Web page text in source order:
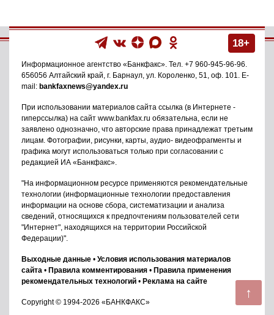
↑
18+
Информационное агентство «Банкфакс» . Тел. +7 960-945-96-96
656056 Алтайский край, г. Барнаул ул. Короленко, 51, оф. 101
. E-
mail: bankfaxnews@yandex.ru
При использовании материалов сайта ссылка (в Интернете -
гиперссылка) на сайт www.bankfax.ru обязательна, если не
заявлено однозначно, что авторские права принадлежат третьим
лицам. Фотографии, рисунки, карты, аудио- видеофрагменты и
графика могут использоваться только при согласовании с
редакцией ИА «Банкфакс».
"На информационном ресурсе применяются рекомендательные
технологии (информационные технологии предоставления
информации на основе сбора, систематизации и анализа
сведений, относящихся к предпочтениям пользователей сети
"Интернет", находящихся на территории Российской
Федерации)".
Выходные данные • Условия использования материалов
сайта • Правила комментирования • Правила применения
рекомендательных технологий • Реклама на сайте
Copyright © 1994-2026 «БАНКФАКС»